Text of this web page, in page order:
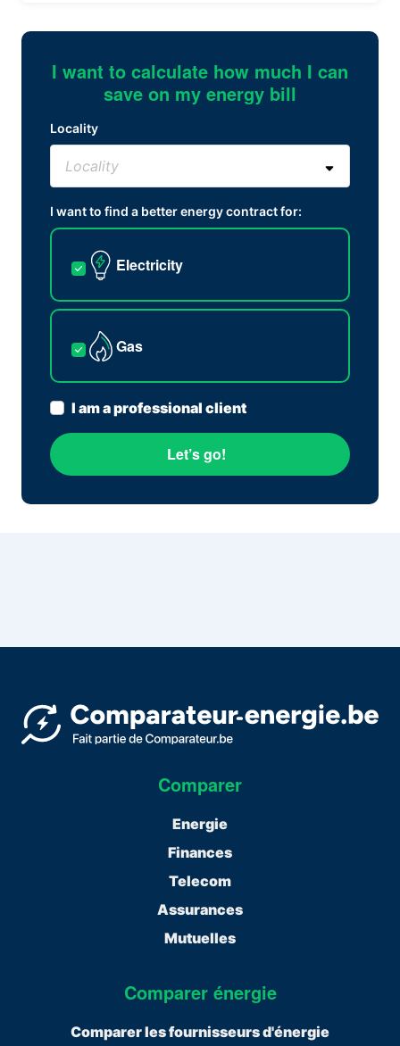
I want to calculate how much I can
save on my energy bill
Locality
I want to find a better energy contract for:
Electricity
Gas
I am a professional client
Let’s go!
Comparer
Energie
Finances
Telecom
Assurances
Mutuelles
Comparer énergie
Comparer les fournisseurs d'énergie